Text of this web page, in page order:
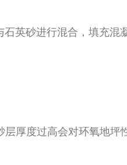
英砂进行混合，填充混
厚度过高会对环氧地坪